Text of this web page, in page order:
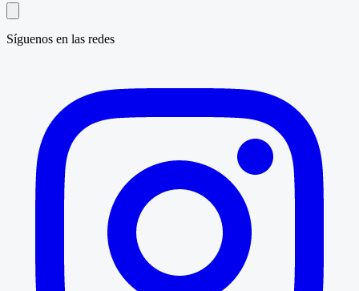
Síguenos en las redes